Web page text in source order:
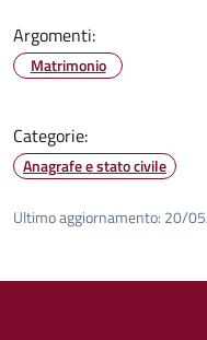
Argomenti:
Matrimonio
Categorie:
Anagrafe e stato civile
Ultimo aggiornamento: 20/